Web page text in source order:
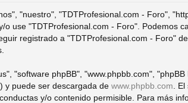
"nuestro", "TDTProfesional.com - Foro",
use "TDTProfesional.com - Foro". Podemos
registrado a "TDTProfesional.com - Foro"
"software phpBB", "www.phpbb.com",
y puede ser descargada de www.phpbb.com .
y/o contenido permisible. Para más